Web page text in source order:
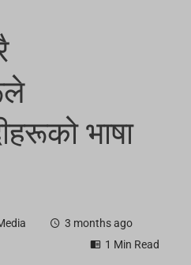
भाषा
3 months ago
1 Min Read